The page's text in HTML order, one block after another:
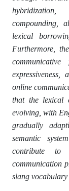
hybridization,
compounding,
lexical
Furthermore,
online
that the lexical
evolving, with
gradually
semantic
contribute to
communication
slang